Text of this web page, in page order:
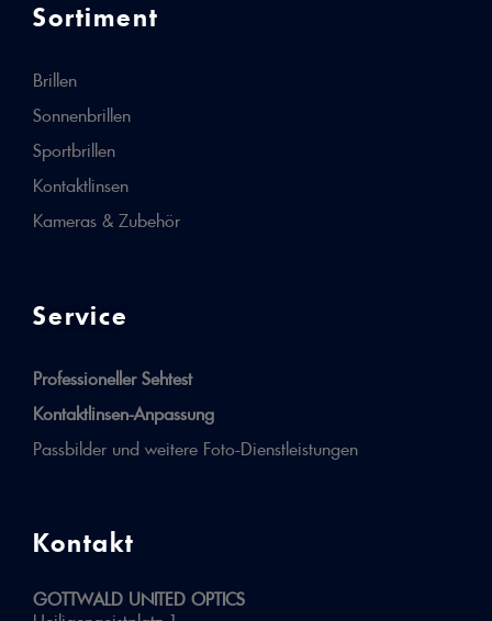
Sortiment
Brillen
Sonnenbrillen
Sportbrillen
Kontaktlinsen
Kameras & Zubehör
Service
Professioneller Sehtest
Kontaktlinsen-Anpassung
Passbilder und weitere Foto-Dienstleistungen
Kontakt
GOTTWALD UNITED OPTICS